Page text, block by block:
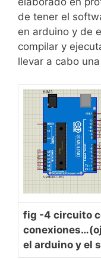
de tener el
en arduino y de
compilar y
llevar a cabo
fig -4 circuito
el arduino y el